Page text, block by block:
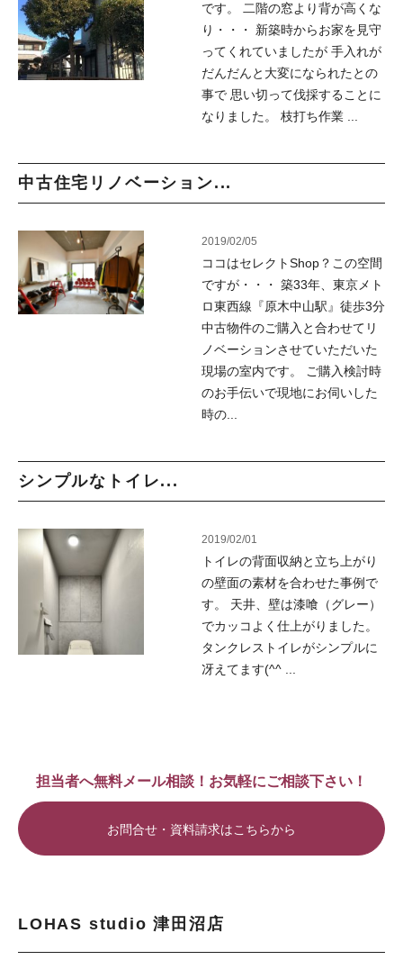
です。 二階の窓より背が高くな
り・・・ 新築時からお家を見守
ってくれていましたが 手入れが
だんだんと大変になられたとの
事で 思い切って伐採することに
なりました。 枝打ち作業 ...
中古住宅リノベーション...
2019/02/05
ココはセレクトShop？この空間
ですが・・・ 築33年、東京メト
ロ東西線『原木中山駅』徒歩3分
中古物件のご購入と合わせてリ
ノベーションさせていただいた
現場の室内です。 ご購入検討時
のお手伝いで現地にお伺いした
時の...
シンプルなトイレ...
2019/02/01
トイレの背面収納と立ち上がり
の壁面の素材を合わせた事例で
す。 天井、壁は漆喰（グレー）
でカッコよく仕上がりました。
タンクレストイレがシンプルに
冴えてます(^^ ...
担当者へ無料メール相談！お気軽にご相談下さい！
お問合せ・資料請求はこちらから
LOHAS studio 津田沼店